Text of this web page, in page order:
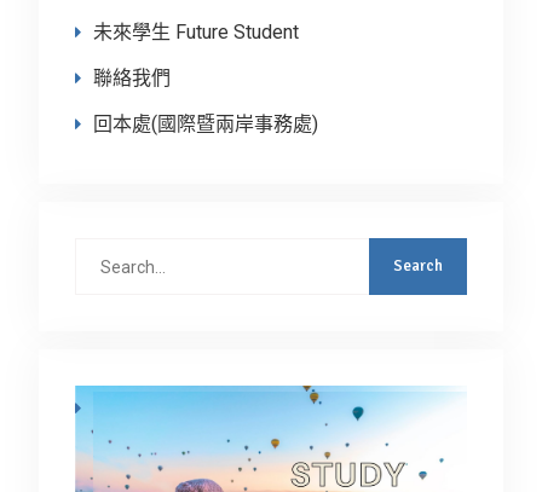
未來學生 Future Student
聯絡我們
回本處(國際暨兩岸事務處)